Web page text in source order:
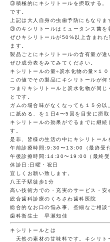
③積極的にキシリトールを摂取する。
です。
上記は大人自身の虫歯予防にもなりま
③のキシリトールはミュータンス菌を
ぜひキシリトールが50%以上含まれ
ます。
製品ごとにキシリトールの含有量が違
ぜひ成分表をみてみてください。
キシリトールの量÷炭水化物の量×１０
この値でその製品にキシリトールが何
つまりキシリトールと炭水化物が同
とです。
ガムの場合味がなくなっても１５分
に舐める、を１日4〜5回を目安に摂取
キシリトールの効果がでるまでに継
す。
是非、皆様の生活の中にキシリトール
午前診療時間: 9:30〜13:00 （最終受
午後診療時間: 14:30〜19:00 （最終
休診日:日曜・祝日
宜しくお願い致します。
八王子駅徒歩1分
高い技術力での・充実のサービス・安
総合歯科診療のくろさわ歯科医院
総合的なお口の悩み事、些細なご相談
歯科衛生士 早瀬知佳
キシリトールとは
天然の素材の甘味料です。キシリト